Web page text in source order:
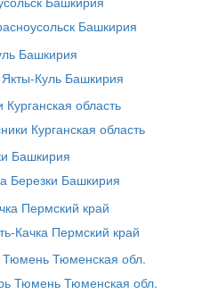
Башкирия
Куль Башкирия
Курганская область
Березки Башкирия
Качка Пермский край
Тюмень Тюменская обл.